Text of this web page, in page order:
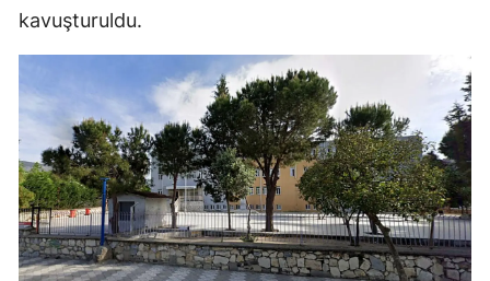
kavuşturuldu.